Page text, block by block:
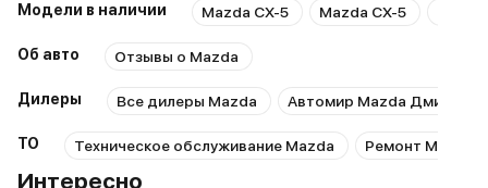
Модели в наличии Mazda CX-5 Mazda CX-5
Об авто Отзывы о Mazda
Дилеры Все дилеры Mazda Автомир Mazda
ТО Техническое обслуживание Mazda Ремонт Mazda
Интересно